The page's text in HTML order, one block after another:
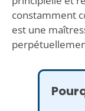
constamment
est une